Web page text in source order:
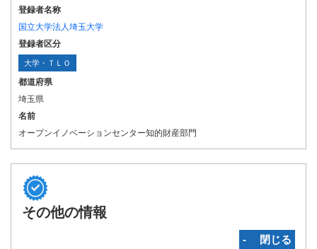
登録者名称
国立大学法人埼玉大学
登録者区分
大学・ＴＬＯ
都道府県
埼玉県
名前
オープンイノベーションセンター知的財産部門
その他の情報
‐ 閉じる